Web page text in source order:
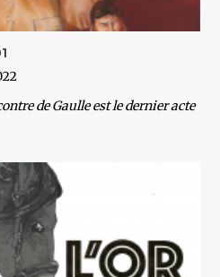
de Gaulle est le dernier acte